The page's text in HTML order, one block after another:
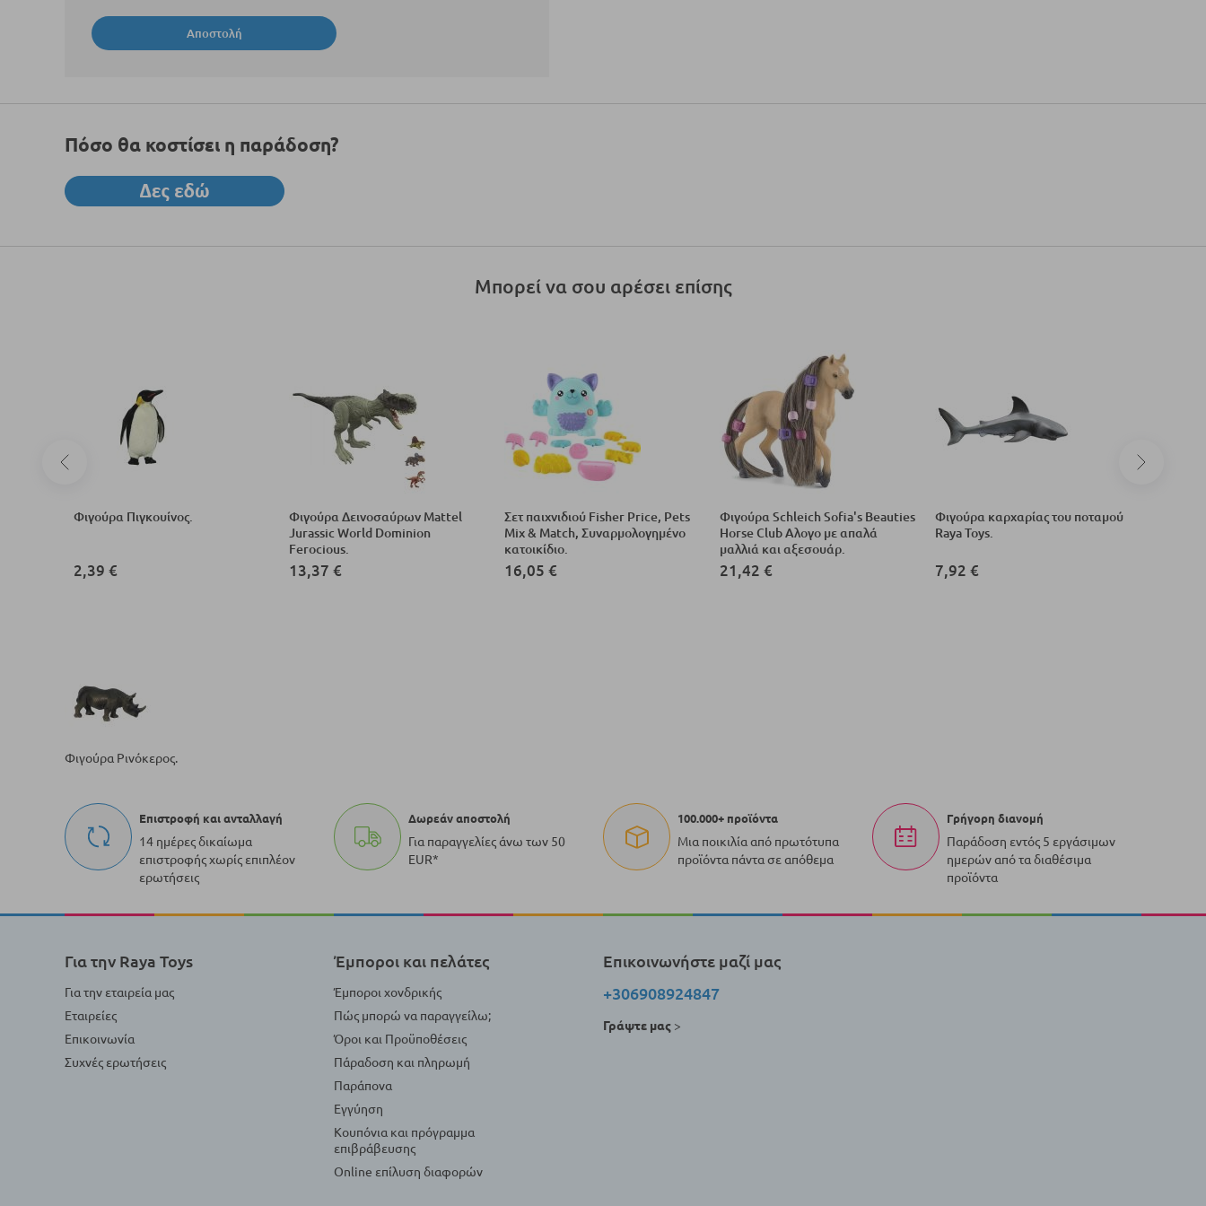
Αποστολή
Πόσο θα κοστίσει η παράδοση?
Μπορεί να σου αρέσει επίσης
Φιγούρα Πιγκουίνος.
2,39 €
Φιγούρα Δεινοσαύρων Mattel
Jurassic World Dominion
Ferocious.
13,37 €
Σετ παιχνιδιού Fisher Price, Pets
Mix & Match, Συναρμολογημένο
κατοικίδιο.
16,05 €
Φιγούρα Schleich Sofia's Beauties
Horse Club Αλογο με απαλά
μαλλιά και αξεσουάρ.
21,42 €
Φιγούρα καρχαρίας του ποταμού
Raya Toys.
7,92 €
Φιγούρα Ρινόκερος.
Επιστροφή και ανταλλαγή
14 ημέρες δικαίωμα
επιστροφής χωρίς επιπλέον
ερωτήσεις
Δωρεάν αποστολή
Για παραγγελίες άνω των 50
EUR*
100.000+ προϊόντα
Μια ποικιλία από πρωτότυπα
προϊόντα πάντα σε απόθεμα
Γρήγορη διανομή
Παράδοση εντός 5 εργάσιμων
ημερών από τα διαθέσιμα
προϊόντα
Για την Raya Toys
Για την εταιρεία μας
Εταιρείες
Επικοινωνία
Συχνές ερωτήσεις
Έμποροι και πελάτες
Έμποροι χονδρικής
Πώς μπορώ να παραγγείλω;
Όροι και Προϋποθέσεις
Πάραδοση και πληρωμή
Παράπονα
Εγγύηση
Κουπόνια και πρόγραμμα
επιβράβευσης
Online επίλυση διαφορών
Επικοινωνήστε μαζί μας
+306908924847
Γράψτε μας >